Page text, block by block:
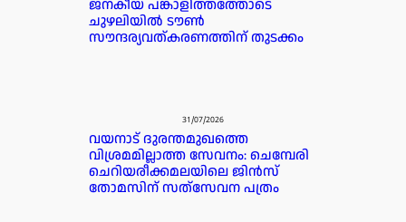
ജനകീയ പങ്കാളിത്തത്തോടെ
ചുഴലിയിൽ ടൗൺ
സൗന്ദര്യവത്കരണത്തിന് തുടക്കം
31/07/2026
വയനാട് ദുരന്തമുഖത്തെ
വിശ്രമമില്ലാത്ത സേവനം: ചെമ്പേരി
ചെറിയരീക്കമലയിലെ ജിൻസ്
തോമസിന് സത്‌സേവന പത്രം